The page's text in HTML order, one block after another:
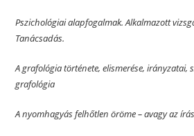
Pszichológiai alapfogalmak. Alkalmazott
Tanácsadás.
A grafológia története, elismerése, irányzatai,
grafológia
A nyomhagyás felhőtlen öröme­­ – avagy az